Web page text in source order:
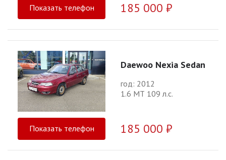
Показать телефон 185 000 ₽
Daewoo Nexia Sedan
год: 2012
1.6 МТ 109 л.с.
Показать телефон 185 000 ₽